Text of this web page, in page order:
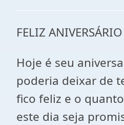
FELIZ ANIVERSÁRIO
Hoje é seu
poderia deixar de
fico feliz e o
este dia seja